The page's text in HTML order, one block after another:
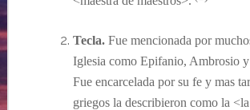
Tecla.Fue mencionada por
Iglesia como Epifanio, Ambrosio
Fue encarcelada por su fe y mas
griegos la describieron como la